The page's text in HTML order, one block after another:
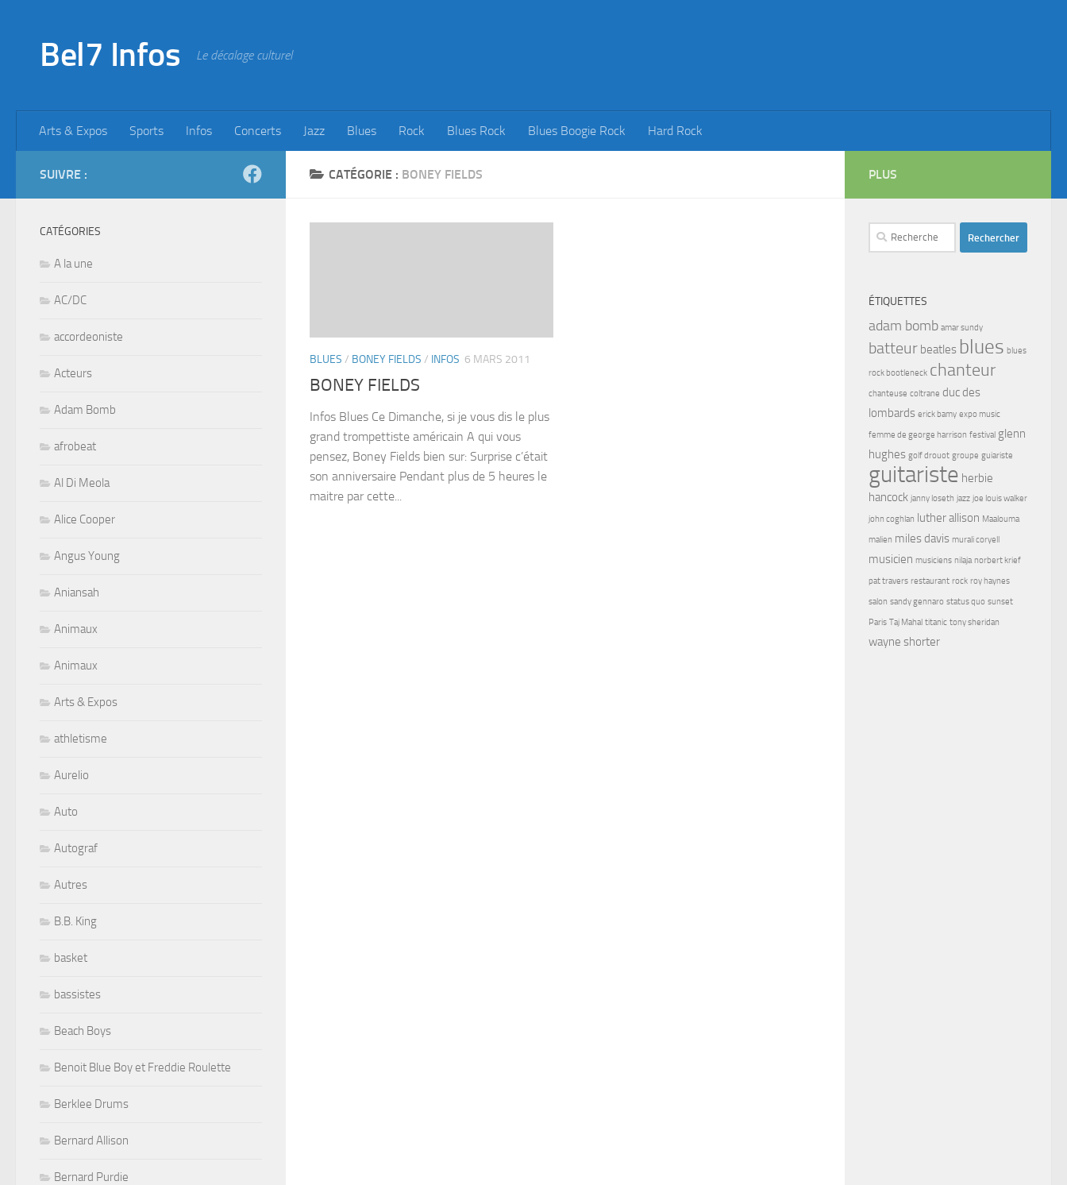
Bel7 Infos Le décalage culturel
Arts & Expos Sports Infos Concerts Jazz Blues Rock Blues Rock Blues Boogie Rock Hard Rock
CATÉGORIE : BONEY FIELDS
BLUES / BONEY FIELDS / INFOS 6 MARS 2011
BONEY FIELDS
Infos Blues Ce Dimanche, si je vous dis le plus
grand trompettiste américain A qui vous
pensez, Boney Fields bien sur: Surprise c’était
son anniversaire Pendant plus de 5 heures le
maitre par cette...
SUIVRE :
CATÉGORIES
A la une
AC/DC
accordeoniste
Acteurs
Adam Bomb
afrobeat
Al Di Meola
Alice Cooper
Angus Young
Aniansah
Animaux
Animaux
Arts & Expos
athletisme
Aurelio
Auto
Autograf
Autres
B.B. King
basket
bassistes
Beach Boys
Benoit Blue Boy et Freddie Roulette
Berklee Drums
Bernard Allison
Bernard Purdie
PLUS
Rechercher :
ÉTIQUETTES
adam bomb amar sundy
batteur beatles blues blues
rock bootleneck chanteur
chanteuse coltrane duc des
lombards erick bamy expo music
femme de george harrison festival glenn
hughes golf drouot groupe guiariste
guitariste herbie
hancock janny loseth jazz joe louis walker
john coghlan luther allison Maalouma
malien miles davis murali coryell
musicien musiciens nilaja norbert krief
pat travers restaurant rock roy haynes
salon sandy gennaro status quo sunset
Paris Taj Mahal titanic tony sheridan
wayne shorter